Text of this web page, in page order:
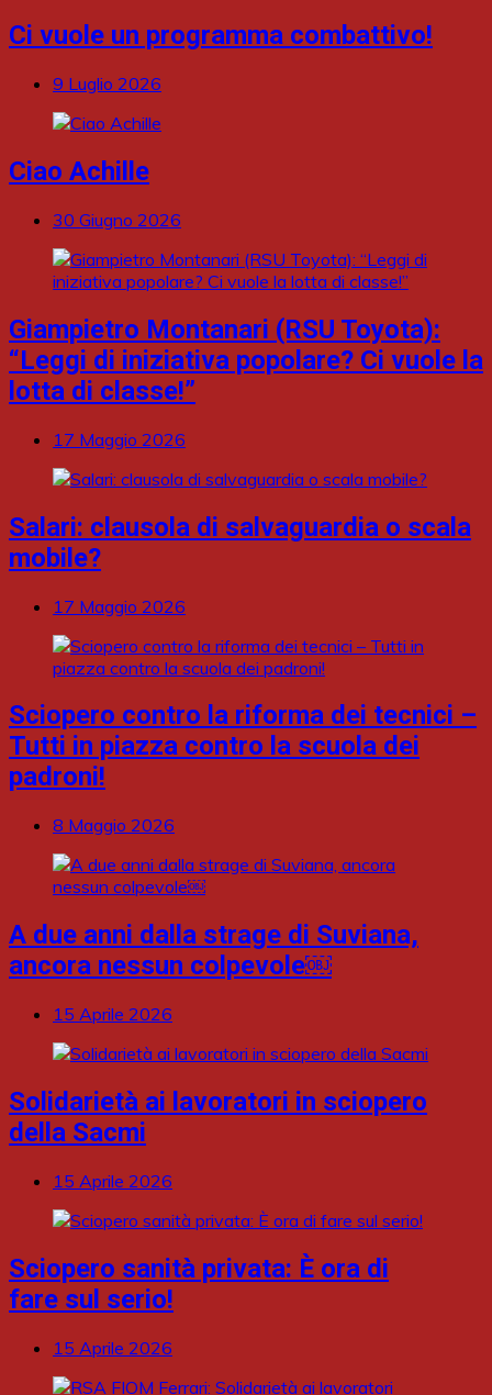
Ci vuole un programma combattivo!
9 Luglio 2026
Ciao Achille
30 Giugno 2026
Giampietro Montanari (RSU Toyota):
“Leggi di iniziativa popolare? Ci vuole la
lotta di classe!”
17 Maggio 2026
Salari: clausola di salvaguardia o scala
mobile?
17 Maggio 2026
Sciopero contro la riforma dei tecnici –
Tutti in piazza contro la scuola dei
padroni!
8 Maggio 2026
A due anni dalla strage di Suviana,
ancora nessun colpevole￼
15 Aprile 2026
Solidarietà ai lavoratori in sciopero
della Sacmi
15 Aprile 2026
Sciopero sanità privata: È ora di
fare sul serio!
15 Aprile 2026